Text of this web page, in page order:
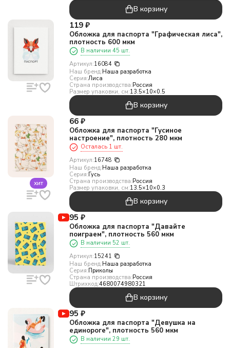
В корзину
119 ₽
Обложка для паспорта "Графическая лиса",
плотность 600 мкм
В наличии 45 шт.
Артикул:16084
Наш бренд:Наша разработка
Серия:Лиса
Страна производства:Россия
Размер упаковки, см:13.5×10×0.5
В корзину
хит
66 ₽
Обложка для паспорта "Гусиное
настроение", плотность 280 мкм
Осталась 1 шт.
Артикул:16748
Наш бренд:Наша разработка
Серия:Гусь
Страна производства:Россия
Размер упаковки, см:13.5×10×0.3
В корзину
95 ₽
Обложка для паспорта "Давайте
поиграем", плотность 560 мкм
В наличии 52 шт.
Артикул:15241
Наш бренд:Наша разработка
Серия:Приколы
Страна производства:Россия
Штрихкод:4680074980321
В корзину
95 ₽
Обложка для паспорта "Девушка на
единороге", плотность 560 мкм
В наличии 29 шт.